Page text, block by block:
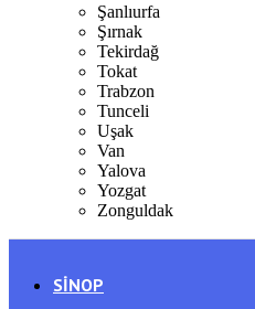
Şanlıurfa
Şırnak
Tekirdağ
Tokat
Trabzon
Tunceli
Uşak
Van
Yalova
Yozgat
Zonguldak
SINOP